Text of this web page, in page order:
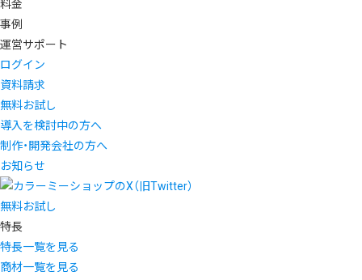
料金
事例
運営サポート
ログイン
資料請求
無料お試し
導入を検討中の方へ
制作・開発会社の方へ
お知らせ
無料お試し
特長
特長一覧を見る
商材一覧を見る